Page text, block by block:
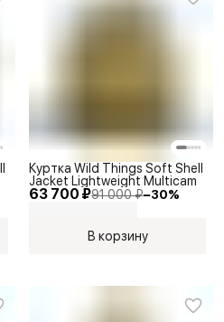
63 700 ₽91 000 ₽−30%
Куртка Wild Things Soft Shell
Jacket Lightweight Multicam
В корзину